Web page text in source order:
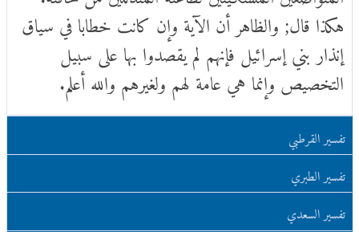
هكذا قال; والظاهر أن الآية وإن كانت خطابا في سياق
إنذار بني إسرائيل فإنهم لم يقصدوا بها على سبيل
التخصيص وإنما هي عامة لهم ولغيرهم والله أعلم.
تفسير القرطبي
تفسير الطبري
تفسير السعدي